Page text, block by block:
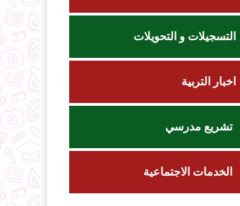
التسجيلات و التحويلات
اخبار التربية
تشريع مدرسي
الخدمات الاجتماعية